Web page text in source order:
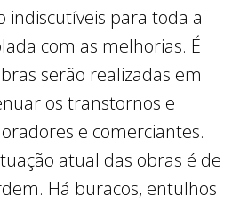
indiscutíveis para toda a
com as melhorias. É
serão realizadas em
os transtornos e
e comerciantes.
atual das obras é de
Há buracos, entulhos